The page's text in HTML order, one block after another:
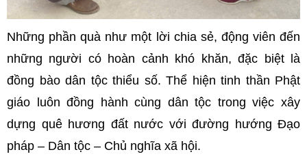
Những phần quà như một lời chia sẻ, động viên đến
những người có hoàn cảnh khó khăn, đặc biệt là
đồng bào dân tộc thiểu số. Thể hiện tinh thần Phật
giáo luôn đồng hành cùng dân tộc trong việc xây
dựng quê hương đất nước với đường hướng Đạo
pháp – Dân tộc – Chủ nghĩa xã hội.